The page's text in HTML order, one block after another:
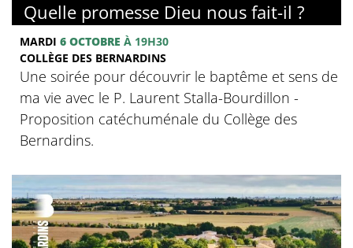
Quelle promesse Dieu nous fait-il ?
MARDI 6 OCTOBRE À 19H30
COLLÈGE DES BERNARDINS
Une soirée pour découvrir le baptême et sens de
ma vie avec le P. Laurent Stalla-Bourdillon -
Proposition catéchuménale du Collège des
Bernardins.